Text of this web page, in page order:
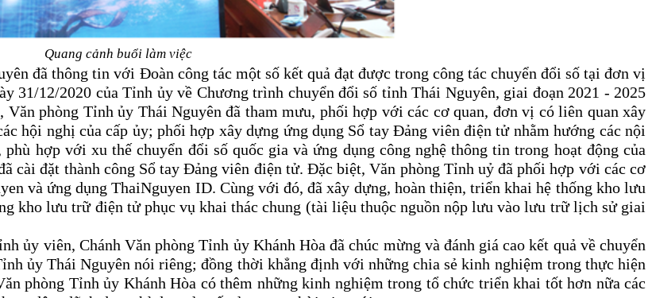
Quang cảnh buổi làm việc
đã thông tin với Đoàn công tác một số kết quả đạt được trong công tác chuyển đổi số tại đơn vị
31/12/2020 của Tỉnh ủy về Chương trình chuyển đổi số tỉnh Thái Nguyên, giai đoạn 2021 - 2025
, Văn phòng Tỉnh ủy Thái Nguyên đã tham mưu, phối hợp với các cơ quan, đơn vị có liên quan xây
hội nghị của cấp ủy; phối hợp xây dựng ứng dụng Sổ tay Đảng viên điện tử nhằm hướng các nội
hợp với xu thế chuyển đổi số quốc gia và ứng dụng công nghệ thông tin trong hoạt động của
cài đặt thành công Sổ tay Đảng viên điện tử. Đặc biệt, Văn phòng Tỉnh uỷ đã phối hợp với các cơ
và ứng dụng ThaiNguyen ID. Cùng với đó, đã xây dựng, hoàn thiện, triển khai hệ thống kho lưu
kho lưu trữ điện tử phục vụ khai thác chung (tài liệu thuộc nguồn nộp lưu vào lưu trữ lịch sử giai
ủy viên, Chánh Văn phòng Tỉnh ủy Khánh Hòa đã chúc mừng và đánh giá cao kết quả về chuyển
ủy Thái Nguyên nói riêng; đồng thời khẳng định với những chia sẻ kinh nghiệm trong thực hiện
phòng Tỉnh ủy Khánh Hòa có thêm những kinh nghiệm trong tổ chức triển khai tốt hơn nữa các